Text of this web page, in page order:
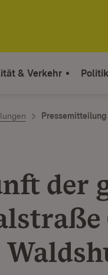
& Verkehr
Pressemitteilung
der